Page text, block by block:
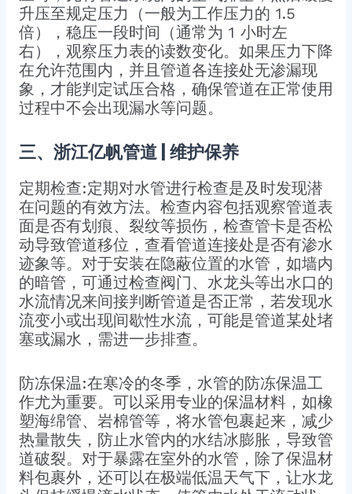
升压至规定压力（一般为工作压力的 1.5
倍），稳压一段时间（通常为 1 小时左
右），观察压力表的读数变化。如果压力下降
在允许范围内，并且管道各连接处无渗漏现
象，才能判定试压合格，确保管道在正常使用
过程中不会出现漏水等问题。
三、浙江亿帆管道 | 维护保养
定期检查:定期对水管进行检查是及时发现潜
在问题的有效方法。检查内容包括观察管道表
面是否有划痕、裂纹等损伤，检查管卡是否松
动导致管道移位，查看管道连接处是否有渗水
迹象等。对于安装在隐蔽位置的水管，如墙内
的暗管，可通过检查阀门、水龙头等出水口的
水流情况来间接判断管道是否正常，若发现水
流变小或出现间歇性水流，可能是管道某处堵
塞或漏水，需进一步排查。
防冻保温:在寒冷的冬季，水管的防冻保温工
作尤为重要。可以采用专业的保温材料，如橡
塑海绵管、岩棉管等，将水管包裹起来，减少
热量散失，防止水管内的水结冰膨胀，导致管
道破裂。对于暴露在室外的水管，除了保温材
料包裹外，还可以在极端低温天气下，让水龙